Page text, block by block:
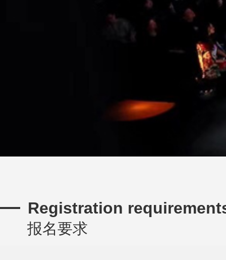
报名要求
Registration
公平竞争
任人唯贤